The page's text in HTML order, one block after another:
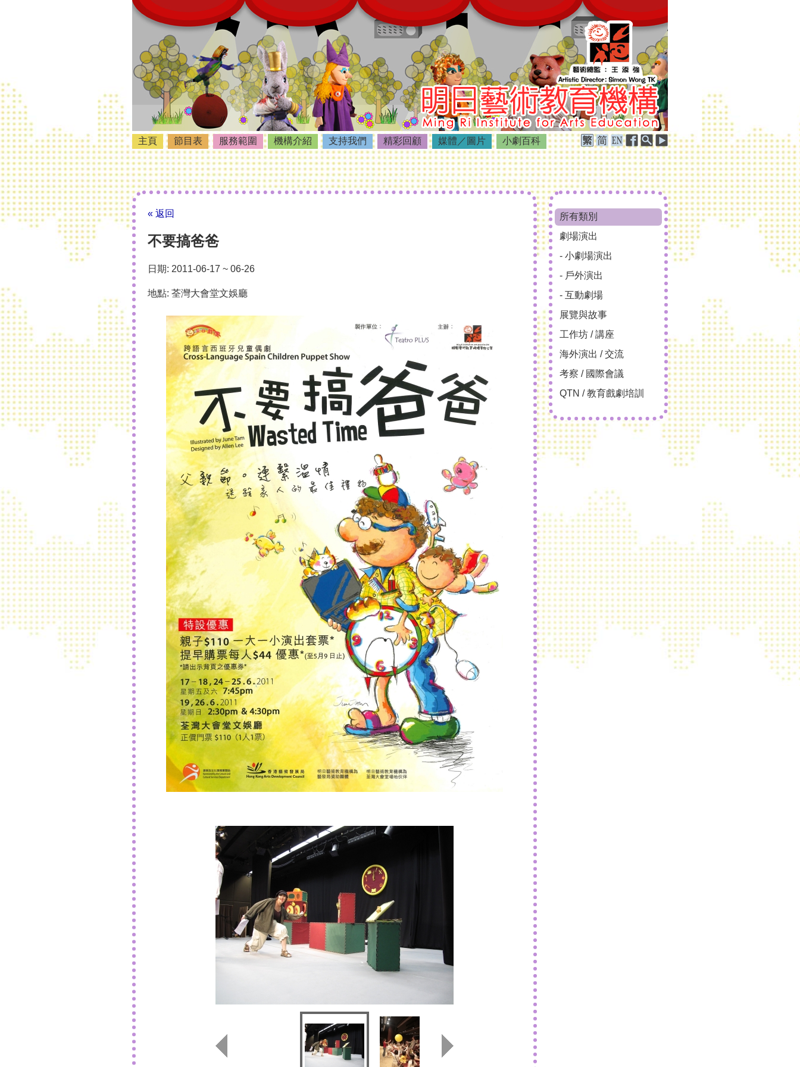
主頁 節目表 服務範圍 機構介紹 支持我們 精彩回顧 媒體／圖片 小劇百科
所有類別
劇場演出
- 小劇場演出
- 戶外演出
- 互動劇場
展覽與故事
工作坊 / 講座
海外演出 / 交流
考察 / 國際會議
QTN / 教育戲劇培訓
« 返回
不要搞爸爸
日期: 2011-06-17 ~ 06-26
地點: 荃灣大會堂文娛廳